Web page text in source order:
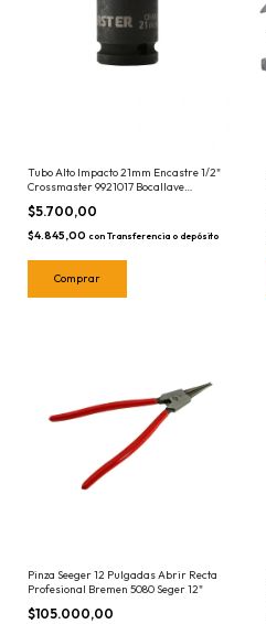
Tubo Alto Impacto 21mm Encastre 1/2"
Crossmaster 9921017 Bocallave
Hexagonal
$5.700,00
$4.845,00 con Transferencia o depósito
Pinza Seeger 12 Pulgadas Abrir Recta
Profesional Bremen 5080 Seger 12"
$105.000,00